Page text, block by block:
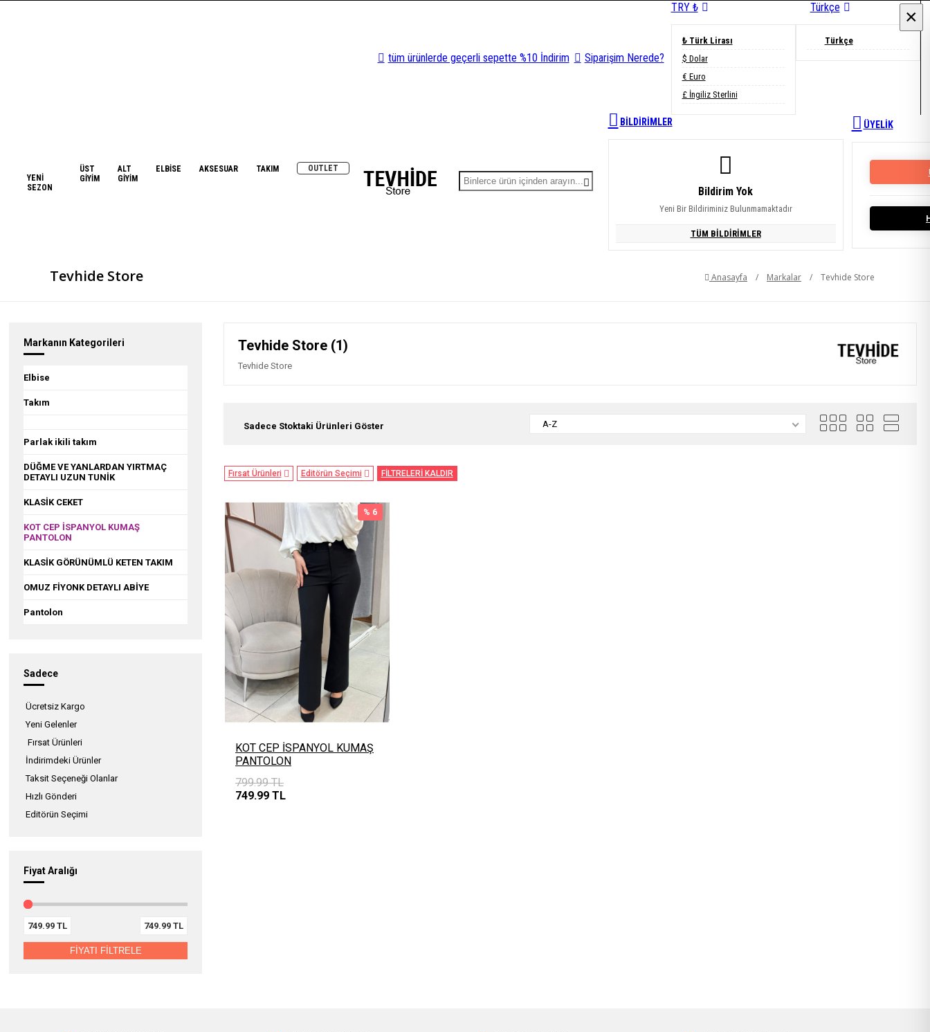
tüm ürünlerde geçerli sepette %10 İndirim Siparişim Nerede?
TRY ₺
₺ Türk Lirası
$ Dolar
€ Euro
£ İngiliz Sterlini
Türkçe
Türkçe
YENİ
SEZON
ÜST
GİYİM
ALT
GİYİM
ELBİSE AKSESUAR TAKIM OUTLET
BİLDİRİMLER
Bildirim Yok
Yeni Bir Bildiriminiz Bulunmamaktadır
TÜM BİLDİRİMLER
ÜYELİK
Tevhide Store Anasayfa / Markalar / Tevhide Store
Markanın Kategorileri
Elbise
Takım
Parlak ikili takım
DÜĞME VE YANLARDAN YIRTMAÇ
DETAYLI UZUN TUNİK
KLASİK CEKET
KOT CEP İSPANYOL KUMAŞ
PANTOLON
KLASİK GÖRÜNÜMLÜ KETEN TAKIM
OMUZ FİYONK DETAYLI ABİYE
Pantolon
Sadece
Ücretsiz Kargo
Yeni Gelenler
Fırsat Ürünleri
İndirimdeki Ürünler
Taksit Seçeneği Olanlar
Hızlı Gönderi
Editörün Seçimi
Fiyat Aralığı
749.99TL 749.99TL
FİYATI FİLTRELE
Tevhide Store (1)
Tevhide Store
Sadece Stoktaki Ürünleri Göster A-Z
Fırsat Ürünleri Editörün Seçimi FİLTRELERİ KALDIR
KOT CEP İSPANYOL KUMAŞ
PANTOLON
799.99TL
749.99 TL
% 6
×
×